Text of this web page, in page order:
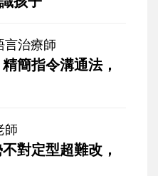
言治療師
簡指令溝通法，
師
對定型超難改，